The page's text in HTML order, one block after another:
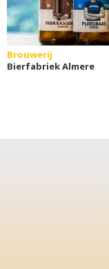
Brouwerij
Bierfabriek Almere